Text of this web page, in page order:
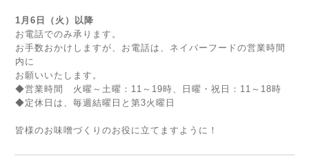
1月6日（火）以降
お電話でのみ承ります。
お手数おかけしますが、お電話は、ネイバーフードの営業時間
内に
お願いいたします。
◆営業時間 火曜～土曜：11～19時、日曜・祝日：11～18時
◆定休日は、毎週結曜日と第3火曜日
皆様のお味噌づくりのお役に立てますように！